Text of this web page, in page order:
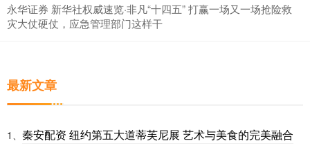
永华证券 新华社权威速览·非凡“十四五” 打赢一场又一场抢险救
灾大仗硬仗，应急管理部门这样干
最新文章
1、 秦安配资 纽约第五大道蒂芙尼展 艺术与美食的完美融合